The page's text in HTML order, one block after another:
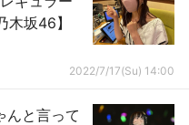
坂46】
2022/7/17(Su) 14:00
んと言って